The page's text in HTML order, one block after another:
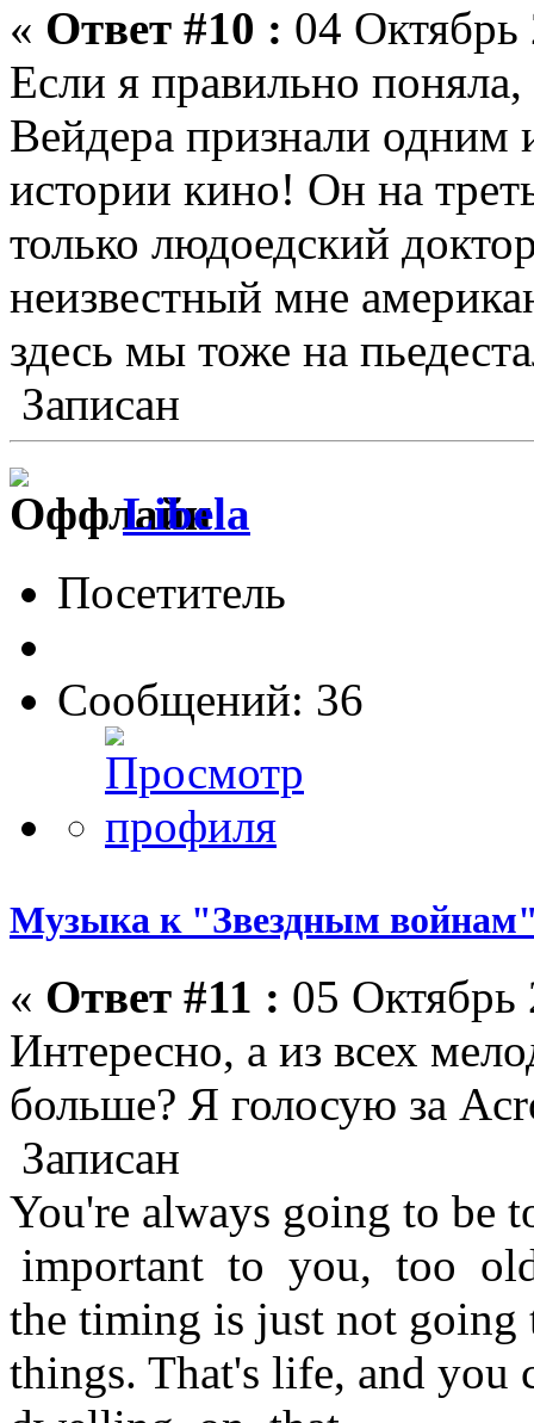
« Ответ #10 : 04
Если я правильно
Вейдера признали одним
истории кино! Он на
только людоедский
неизвестный мне
здесь мы тоже на
Записан
Libela
Посетитель
Сообщений: 36
Музыка к "Звездным
« Ответ #11 : 05 Октябрь
Интересно, а из всех
больше? Я голосую за
Записан
You're always going to be
important to you, too
the timing is just not
things. That's life, and you